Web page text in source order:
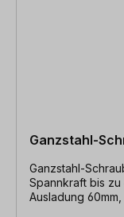
Ganzstahl-
Ganzstahl-
Spannkraft bis zu
Ausladung